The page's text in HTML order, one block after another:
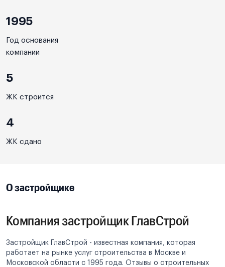
1995
Год основания
компании
5
ЖК строится
4
ЖК сдано
О застройщике
Компания застройщик ГлавСтрой
Застройщик ГлавСтрой - известная компания, которая
работает на рынке услуг строительства в Москве и
Московской области с 1995 года. Отзывы о строительных